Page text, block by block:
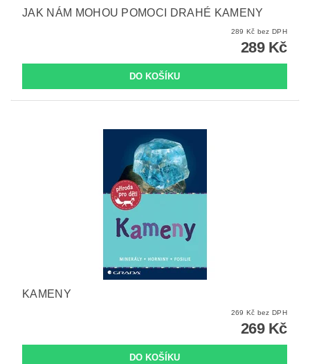
JAK NÁM MOHOU POMOCI DRAHÉ KAMENY
289 Kč bez DPH
289 Kč
KAMENY
269 Kč bez DPH
269 Kč